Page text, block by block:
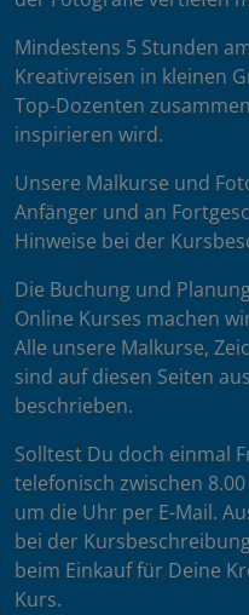
Mindestens 5 Stunden
Kreativreisen in kleinen
Top-Dozenten
inspirieren wird.
Unsere Malkurse und
Anfänger und an
Hinweise bei der
Die Buchung und
Online Kurses machen
Alle unsere Malkurse,
sind auf diesen Seiten
beschrieben.
Solltest Du doch einmal
telefonisch zwischen
um die Uhr per E-Mail.
bei der
beim Einkauf für Deine
Kurs.